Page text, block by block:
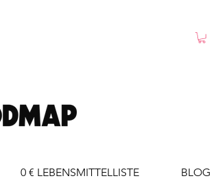
0 € LEBENSMITTELLISTE BLOG